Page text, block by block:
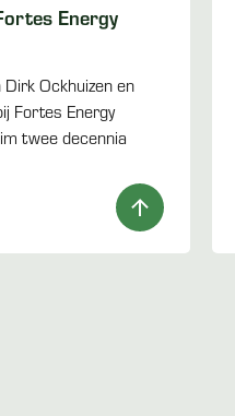
Energy
Ockhuizen en
Fortes Energy
twee decennia